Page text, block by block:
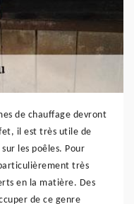
de chauffage devront
il est très utile de
les poêles. Pour
très
en la matière. Des
de ce genre